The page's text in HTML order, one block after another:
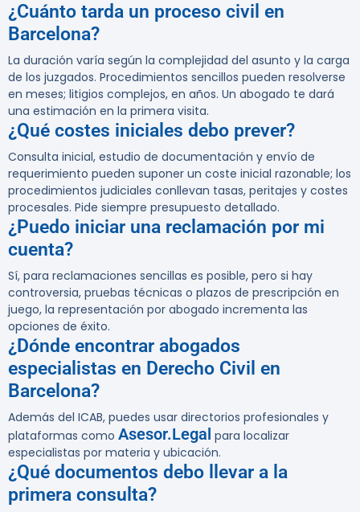
¿Cuánto tarda un proceso civil en
Barcelona?
La duración varía según la complejidad del asunto y la carga
de los juzgados. Procedimientos sencillos pueden resolverse
en meses; litigios complejos, en años. Un abogado te dará
una estimación en la primera visita.
¿Qué costes iniciales debo prever?
Consulta inicial, estudio de documentación y envío de
requerimiento pueden suponer un coste inicial razonable; los
procedimientos judiciales conllevan tasas, peritajes y costes
procesales. Pide siempre presupuesto detallado.
¿Puedo iniciar una reclamación por mi
cuenta?
Sí, para reclamaciones sencillas es posible, pero si hay
controversia, pruebas técnicas o plazos de prescripción en
juego, la representación por abogado incrementa las
opciones de éxito.
¿Dónde encontrar abogados
especialistas en Derecho Civil en
Barcelona?
Además del ICAB, puedes usar directorios profesionales y
plataformas como Asesor.Legal para localizar
especialistas por materia y ubicación.
¿Qué documentos debo llevar a la
primera consulta?